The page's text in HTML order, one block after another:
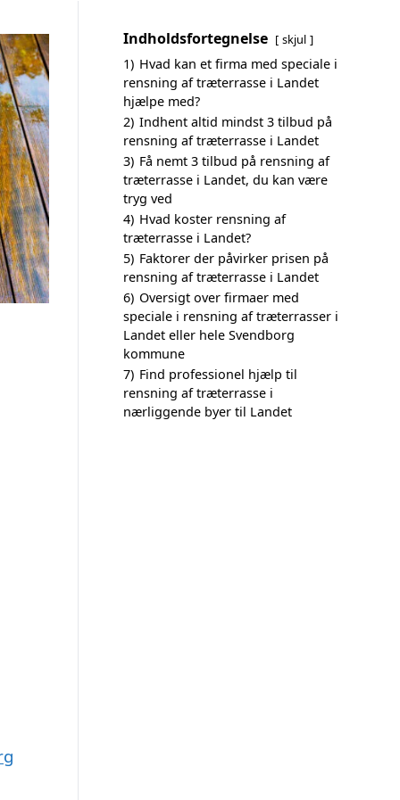
Indholdsfortegnelse skjul
1) Hvad kan et firma med speciale i
rensning af træterrasse i Landet
hjælpe med?
2) Indhent altid mindst 3 tilbud på
rensning af træterrasse i Landet
3) Få nemt 3 tilbud på rensning af
træterrasse i Landet, du kan være
tryg ved
4) Hvad koster rensning af
træterrasse i Landet?
5) Faktorer der påvirker prisen på
rensning af træterrasse i Landet
6) Oversigt over firmaer med
speciale i rensning af træterrasser i
Landet eller hele Svendborg
kommune
7) Find professionel hjælp til
rensning af træterrasse i
nærliggende byer til Landet